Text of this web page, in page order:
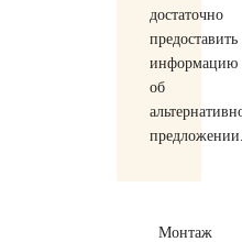
достаточно
предоставить
информацию
об
Монтаж